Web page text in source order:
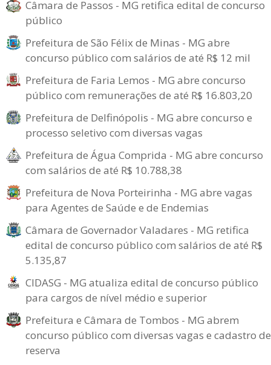
Câmara de Passos - MG retifica edital de concurso
público
Prefeitura de São Félix de Minas - MG abre
concurso público com salários de até R$ 12 mil
Prefeitura de Faria Lemos - MG abre concurso
público com remunerações de até R$ 16.803,20
Prefeitura de Delfinópolis - MG abre concurso e
processo seletivo com diversas vagas
Prefeitura de Água Comprida - MG abre concurso
com salários de até R$ 10.788,38
Prefeitura de Nova Porteirinha - MG abre vagas
para Agentes de Saúde e de Endemias
Câmara de Governador Valadares - MG retifica
edital de concurso público com salários de até R$
5.135,87
CIDASG - MG atualiza edital de concurso público
para cargos de nível médio e superior
Prefeitura e Câmara de Tombos - MG abrem
concurso público com diversas vagas e cadastro de
reserva